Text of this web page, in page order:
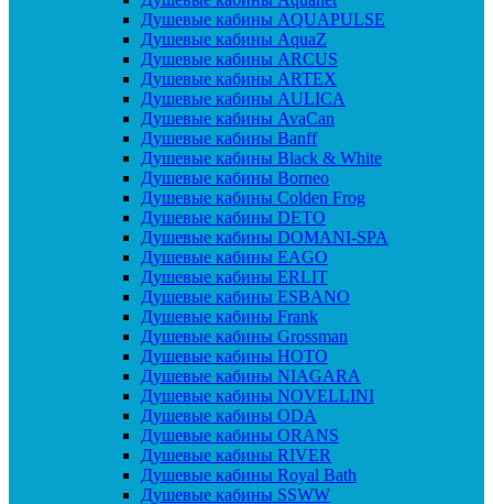
Душевые кабины AQUAPULSE
Душевые кабины AquaZ
Душевые кабины ARCUS
Душевые кабины ARTEX
Душевые кабины AULICA
Душевые кабины AvaCan
Душевые кабины Banff
Душевые кабины Black & White
Душевые кабины Borneo
Душевые кабины Colden Frog
Душевые кабины DETO
Душевые кабины DOMANI-SPA
Душевые кабины EAGO
Душевые кабины ERLIT
Душевые кабины ESBANO
Душевые кабины Frank
Душевые кабины Grossman
Душевые кабины HOTO
Душевые кабины NIAGARA
Душевые кабины NOVELLINI
Душевые кабины ODA
Душевые кабины ORANS
Душевые кабины RIVER
Душевые кабины Royal Bath
Душевые кабины SSWW